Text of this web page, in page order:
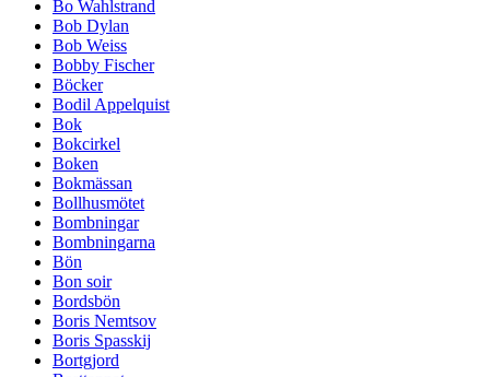
Bo Wahlstrand
Bob Dylan
Bob Weiss
Bobby Fischer
Böcker
Bodil Appelquist
Bok
Bokcirkel
Boken
Bokmässan
Bollhusmötet
Bombningar
Bombningarna
Bön
Bon soir
Bordsbön
Boris Nemtsov
Boris Spasskij
Bortgjord